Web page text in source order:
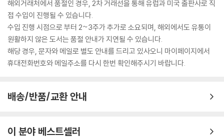
해외거래처에서 품절인 경우, 2차 거래선을 통해 유럽과 미국 출판사로 직
접 수입이 진행될 수 있습니다.
수입 진행 시점으로 부터 2~3주가 추가로 소요되며, 해외에서도 유통이
원활하지 않은 도서는 품절 안내가 지연될 수 있습니다.
해당 경우, 문자와 메일로 별도 안내를 드리고 있사오니 마이페이지에서
휴대전화번호와 메일주소를 다시 한번 확인해주시기 바랍니다.
배송/반품/교환 안내
이 분야 베스트셀러